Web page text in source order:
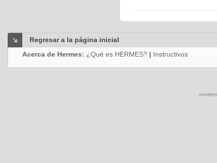
Regresar a la página inicial
Acerca de Hermes: ¿Qué es HERMES? | Instructivos